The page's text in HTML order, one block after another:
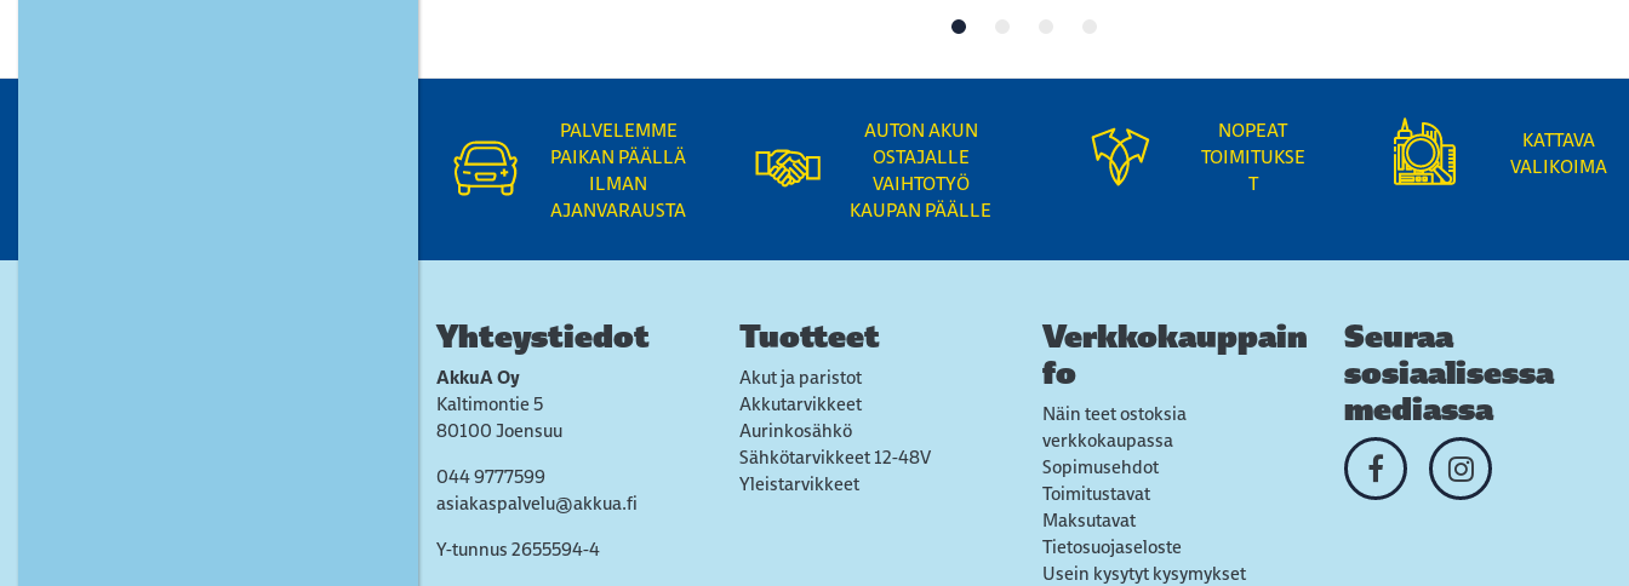
PALVELEMME
PAIKAN PÄÄLLÄ
ILMAN
AJANVARAUSTA
AUTON AKUN
OSTAJALLE
VAIHTOTYÖ
KAUPAN PÄÄLLE
NOPEAT
TOIMITUKSE
T
KATTAVA
VALIKOIMA
Yhteystiedot
AkkuA Oy
Kaltimontie 5
80100 Joensuu
044 9777599
asiakaspalvelu@akkua.fi
Y-tunnus 2655594-4
Tuotteet
Akut ja paristot
Akkutarvikkeet
Aurinkosähkö
Sähkötarvikkeet 12-48V
Yleistarvikkeet
Verkkokauppain
fo
Näin teet ostoksia
verkkokaupassa
Sopimusehdot
Toimitustavat
Maksutavat
Tietosuojaseloste
Usein kysytyt kysymykset
Seuraa
sosiaalisessa
mediassa